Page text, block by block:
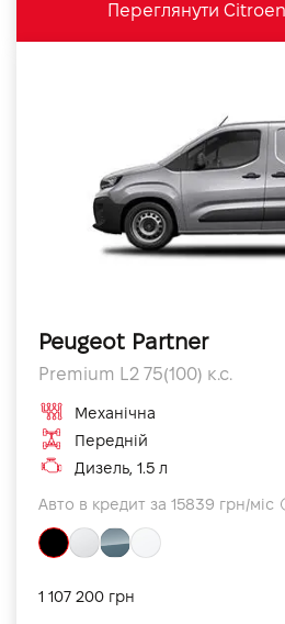
Переглянути
Peugeot Partner
Premium L2 75(100) к.с.
Механічна
Передній
Дизель, 1.5 л
Авто в кредит за 15839 грн/міс
1 107 200 грн